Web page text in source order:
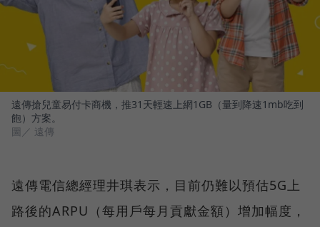
遠傳搶兒童易付卡商機，推31天輕速上網1GB（量到降速1mb吃到
飽）方案。
圖／ 遠傳
遠傳電信總經理井琪表示，目前仍難以預估5G上
路後的ARPU（每用戶每月貢獻金額）增加幅度，